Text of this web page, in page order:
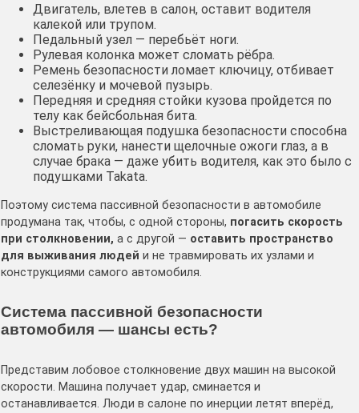
Двигатель, влетев в салон, оставит водителя
калекой или трупом.
Педальный узел — перебьёт ноги.
Рулевая колонка может сломать рёбра.
Ремень безопасности ломает ключицу, отбивает
селезёнку и мочевой пузырь.
Передняя и средняя стойки кузова пройдется по
телу как бейсбольная бита.
Выстреливающая подушка безопасности способна
сломать руки, нанести щелочные ожоги глаз, а в
случае брака — даже убить водителя, как это было с
подушками Takata.
Поэтому система пассивной безопасности в автомобиле
продумана так, чтобы, с одной стороны, погасить скорость
при столкновении, а с другой — оставить пространство
для выживания людей и не травмировать их узлами и
конструкциями самого автомобиля.
Система пассивной безопасности
автомобиля — шансы есть?
Представим лобовое столкновение двух машин на высокой
скорости. Машина получает удар, сминается и
останавливается. Люди в салоне по инерции летят вперёд,